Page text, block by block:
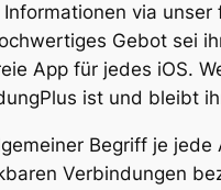
via
Gebot sei
App für jedes iOS.
ist und bleibt
Begriff je
Verbindungen